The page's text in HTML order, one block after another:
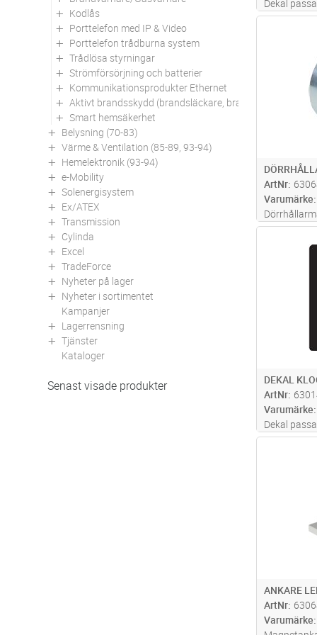
Kodlås
Porttelefon med IP & Video
Porttelefon trådburna system
Trådlösa styrningar
Strömförsörjning och batterier
Kommunikationsprodukter Ethernet
Aktivt brandsskydd (brandsläckare, brandfiltar mm)
Smart hemsäkerhet
Belysning (70-83)
Värme & Ventilation (85-89, 93-94)
Hemelektronik (93-94)
e-Mobility
Solenergisystem
Ex/ATEX
Transmission
Cylinda
Excel
TradeForce
Nyheter på lager
Nyheter i sortimentet
Kampanjer
Lagerrensning
Tjänster
Kataloger
Senast visade produkter
Dekal
ArtNr
Varumärke
VDC, 650N
DEKAL
ArtNr
Varumärke
Dekal
ANKARE
ArtNr
Varumärke